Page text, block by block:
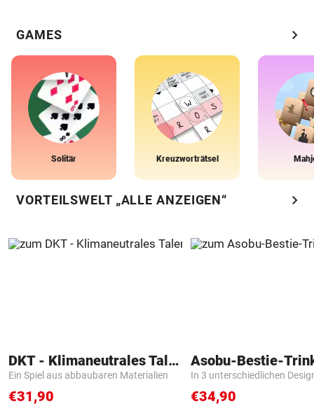
GAMES chevron_right
Solitär Kreuzworträtsel
VORTEILSWELT „ALLE ANZEIGEN“ chevron_right
DKT - Klimaneutrales Talent
Ein Spiel aus abbaubaren Materialien
€31,90
Asobu-Bestie-
In 3 unterschiedlichen
€34,90